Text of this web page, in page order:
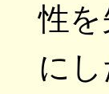
性
に